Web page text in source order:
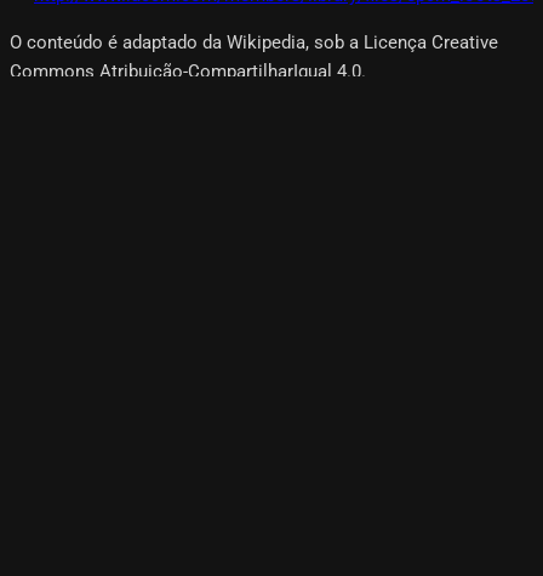
O conteúdo é adaptado da Wikipedia, sob a Licença Creative
Commons Atribuição-CompartilharIgual 4.0.